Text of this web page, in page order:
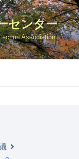
センター
Association